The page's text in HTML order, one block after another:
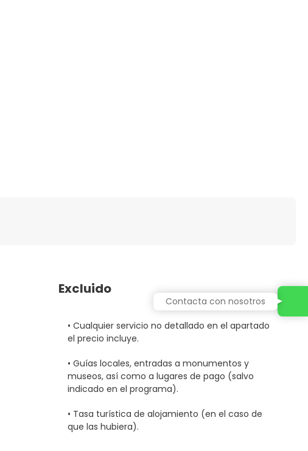
Excluido
• Cualquier servicio no detallado en el apartado
el precio incluye.
• Guías locales, entradas a monumentos y
museos, así como a lugares de pago (salvo
indicado en el programa).
• Tasa turística de alojamiento (en el caso de
que las hubiera).
Contacta con nosotros